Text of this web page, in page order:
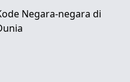
Negara-negara di